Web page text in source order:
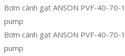
Bơm cánh gạt ANSON PVF-40-70-
pump
Bơm cánh gạt ANSON PVF-40-70-
pump